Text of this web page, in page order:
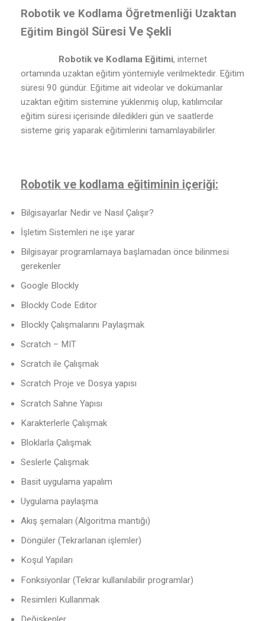
Robotik ve Kodlama Öğretmenliği Uzaktan
Eğitim Bingöl Süresi Ve Şekli
Robotik ve Kodlama Eğitimi, internet
ortamında uzaktan eğitim yöntemiyle verilmektedir. Eğitim
süresi 90 gündür. Eğitime ait videolar ve dokümanlar
uzaktan eğitim sistemine yüklenmiş olup, katılımcılar
eğitim süresi içerisinde diledikleri gün ve saatlerde
sisteme giriş yaparak eğitimlerini tamamlayabilirler.
Robotik ve kodlama eğitiminin içeriği:
Bilgisayarlar Nedir ve Nasıl Çalışır?
İşletim Sistemleri ne işe yarar
Bilgisayar programlamaya başlamadan önce bilinmesi
gerekenler
Google Blockly
Blockly Code Editor
Blockly Çalışmalarını Paylaşmak
Scratch – MIT
Scratch ile Çalışmak
Scratch Proje ve Dosya yapısı
Scratch Sahne Yapısı
Karakterlerle Çalışmak
Bloklarla Çalışmak
Seslerle Çalışmak
Basit uygulama yapalım
Uygulama paylaşma
Akış şemaları (Algoritma mantığı)
Döngüler (Tekrarlanan işlemler)
Koşul Yapıları
Fonksiyonlar (Tekrar kullanılabilir programlar)
Resimleri Kullanmak